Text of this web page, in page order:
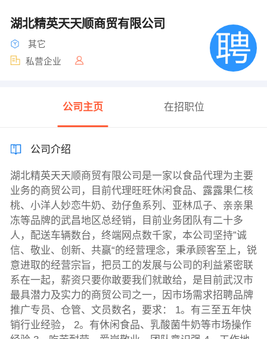
湖北精英天天顺商贸有限公司
其它
私营企业
公司主页 在招职位
公司介绍
湖北精英天天顺商贸有限公司是一家以食品代理为主要
业务的商贸公司，目前代理旺旺休闲食品、露露果仁核
桃、小洋人妙恋牛奶、劲仔鱼系列、亚林瓜子、亲亲果
冻等品牌的武昌地区总经销，目前业务团队有二十多
人，配送车辆数台，终端网点数千家，本公司坚持”诚
信、敬业、创新、共赢“的经营理念，秉承顾客至上，锐
意进取的经营宗旨，把员工的发展与公司的利益紧密联
系在一起，薪资只要你敢要我们就敢给，是目前武汉市
最具潜力及实力的商贸公司之一，因市场需求招聘品牌
推广专员、仓管、文员数名，要求： 1。有三至五年快
销行业经验， 2。有休闲食品、乳酸菌牛奶等市场操作